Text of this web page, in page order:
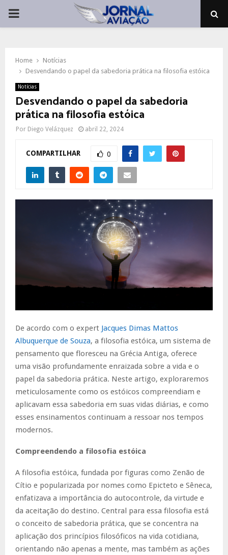
PRIMARY
Home
Notícias
Desvendando o papel da sabedoria prática na filosofia estóica
Notícias
Desvendando o papel da sabedoria
prática na filosofia estóica
Por Diego Velázquez abril 22, 2024
COMPARTILHAR 0
De acordo com o expert Jacques Dimas Mattos
Albuquerque de Souza, a filosofia estóica, um sistema de
pensamento que floresceu na Grécia Antiga, oferece
uma visão profundamente enraizada sobre a vida e o
papel da sabedoria prática. Neste artigo, exploraremos
meticulosamente como os estóicos compreendiam e
aplicavam essa sabedoria em suas vidas diárias, e como
esses ensinamentos continuam a ressoar nos tempos
modernos.
Compreendendo a filosofia estóica
A filosofia estóica, fundada por figuras como Zenão de
Cítio e popularizada por nomes como Epicteto e Sêneca,
enfatizava a importância do autocontrole, da virtude e
da aceitação do destino. Central para essa filosofia está
o conceito de sabedoria prática, que se concentra na
aplicação dos princípios filosóficos na vida cotidiana,
orientando não apenas a mente, mas também as ações